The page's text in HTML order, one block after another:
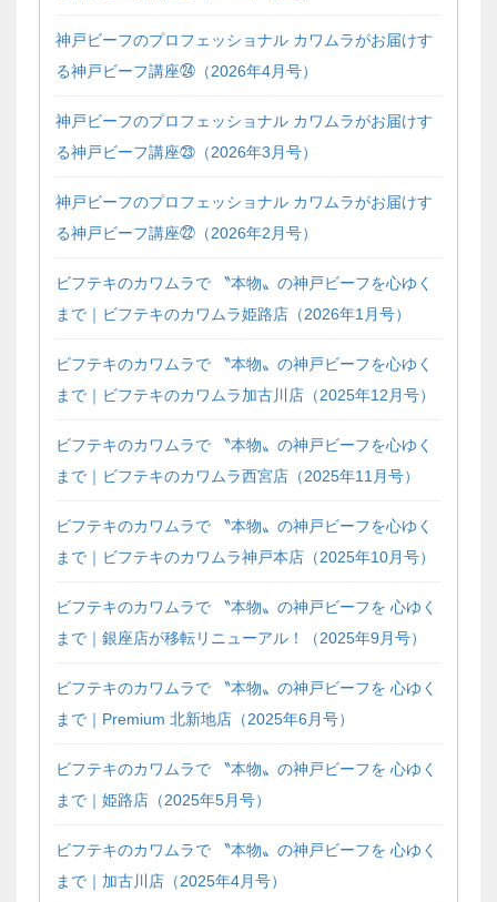
神戸ビーフのプロフェッショナル カワムラがお届けす
る神戸ビーフ講座㉔（2026年4月号）
神戸ビーフのプロフェッショナル カワムラがお届けす
る神戸ビーフ講座㉓（2026年3月号）
神戸ビーフのプロフェッショナル カワムラがお届けす
る神戸ビーフ講座㉒（2026年2月号）
ビフテキのカワムラで 〝本物〟の神戸ビーフを心ゆく
まで｜ビフテキのカワムラ姫路店（2026年1月号）
ビフテキのカワムラで 〝本物〟の神戸ビーフを心ゆく
まで｜ビフテキのカワムラ加古川店（2025年12月号）
ビフテキのカワムラで 〝本物〟の神戸ビーフを心ゆく
まで｜ビフテキのカワムラ西宮店（2025年11月号）
ビフテキのカワムラで 〝本物〟の神戸ビーフを心ゆく
まで｜ビフテキのカワムラ神戸本店（2025年10月号）
ビフテキのカワムラで 〝本物〟の神戸ビーフを 心ゆく
まで｜銀座店が移転リニューアル！（2025年9月号）
ビフテキのカワムラで 〝本物〟の神戸ビーフを 心ゆく
まで｜Premium 北新地店（2025年6月号）
ビフテキのカワムラで 〝本物〟の神戸ビーフを 心ゆく
まで｜姫路店（2025年5月号）
ビフテキのカワムラで 〝本物〟の神戸ビーフを 心ゆく
まで｜加古川店（2025年4月号）